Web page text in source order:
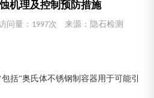
机理及控制预防措施
问量：1997次 来源：隐石检测
括“奥氏体不锈钢制容器用于可能引